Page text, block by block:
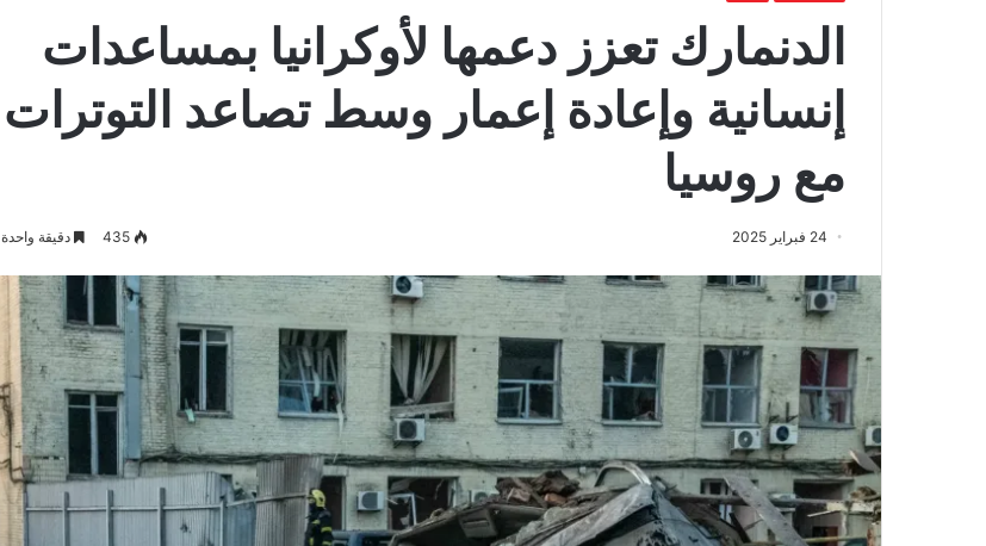
الدنمارك تعزز دعمها لأوكرانيا بمساعدات
إنسانية وإعادة إعمار وسط تصاعد التوترات
مع روسيا
24 فبراير 2025 435 دقيقة واحدة